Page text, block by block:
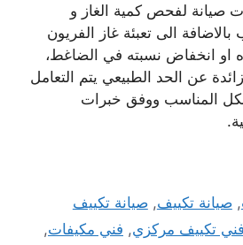
صيانة لفحص كمية الغاز و
الى تعبئة غاز الفريون
او انخفاض نسبته في الضاغط،
عن الحد الطبيعي يتم التعامل
المناسب ووفق خبرات
,صيانة تكييف,صيانة تكييف
فني تكييف مركزي, فني مكيفات,